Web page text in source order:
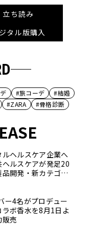
立ち読み
タル版購入
#旅コーデ
#結婚
#ZARA #骨格診断
ヘルスケア企業へ
ルスケアが発足20
開発・新カテゴリ
合時のエピソード
ー4名がプロデュー
ボ香水を8月1日よ
販売